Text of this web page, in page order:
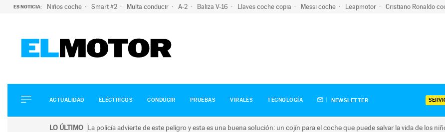
ES NOTICIA: Niños coche Smart #2 Multa conducir A-2 Baliza V-16 Llaves coche copia Messi coche Leapmotor Cristiano Ronaldo
ELÉCTRICOS
CONDUCIR
ACTUALIDAD ELÉCTRICOS CONDUCIR PRUEBAS VIRALES TECNOLOGÍA NEWSLETTER
LO ÚLTIMO La policía advierte de este peligro y esta es una buena solución: un cojín para el coche que puede salvar la vida de los